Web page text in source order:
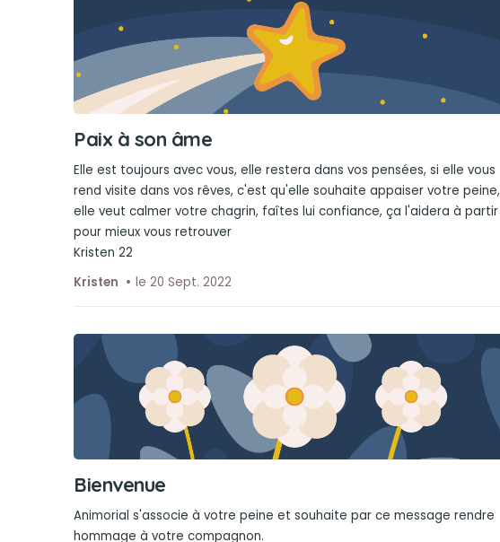
Paix à son âme
Elle est toujours avec vous, elle restera dans vos pensées, si elle vous
rend visite dans vos rêves, c'est qu'elle souhaite appaiser votre peine,
elle veut calmer votre chagrin, faîtes lui confiance, ça l'aidera à partir
pour mieux vous retrouver
Kristen 22
Kristen
le 20 Sept. 2022
Bienvenue
Animorial s'associe à votre peine et souhaite par ce message rendre
hommage à votre compagnon.